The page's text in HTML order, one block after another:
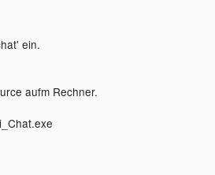
ein.
aufm Rechner.